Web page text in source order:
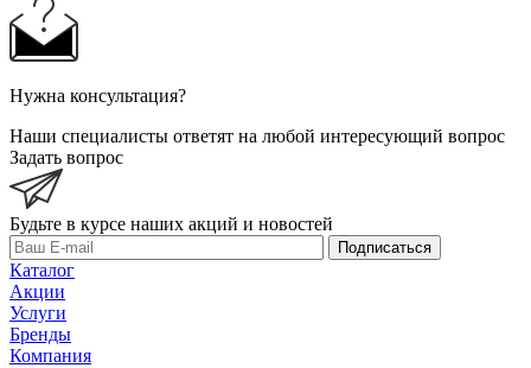
Нужна консультация?
Наши специалисты ответят на любой интересующий вопрос
Задать вопрос
Будьте в курсе наших акций и новостей
Подписаться
Каталог
Акции
Услуги
Бренды
Компания